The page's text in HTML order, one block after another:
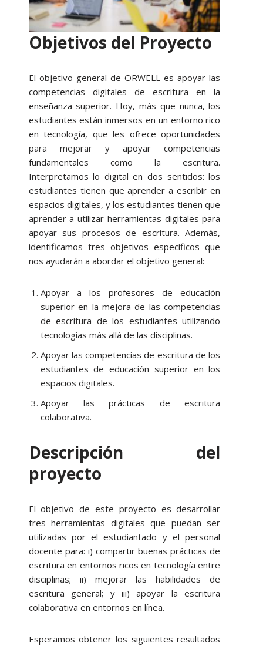
Objetivos del Proyecto
El objetivo general de ORWELL es apoyar las
competencias digitales de escritura en la
enseñanza superior. Hoy, más que nunca, los
estudiantes están inmersos en un entorno rico
en tecnología, que les ofrece oportunidades
para mejorar y apoyar competencias
fundamentales como la escritura.
Interpretamos lo digital en dos sentidos: los
estudiantes tienen que aprender a escribir en
espacios digitales, y los estudiantes tienen que
aprender a utilizar herramientas digitales para
apoyar sus procesos de escritura. Además,
identificamos tres objetivos específicos que
nos ayudarán a abordar el objetivo general:
Apoyar a los profesores de educación
superior en la mejora de las competencias
de escritura de los estudiantes utilizando
tecnologías más allá de las disciplinas.
Apoyar las competencias de escritura de los
estudiantes de educación superior en los
espacios digitales.
Apoyar las prácticas de escritura
colaborativa.
Descripción del
proyecto
El objetivo de este proyecto es desarrollar
tres herramientas digitales que puedan ser
utilizadas por el estudiantado y el personal
docente para: i) compartir buenas prácticas de
escritura en entornos ricos en tecnología entre
disciplinas; ii) mejorar las habilidades de
escritura general; y iii) apoyar la escritura
colaborativa en entornos en línea.
Esperamos obtener los siguientes resultados